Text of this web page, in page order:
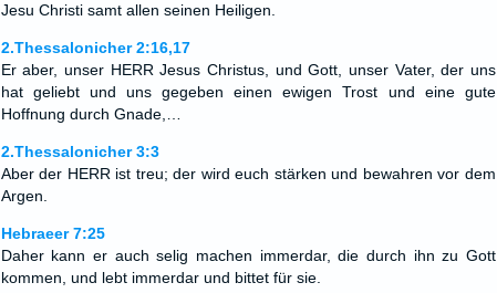
Jesu Christi samt allen seinen Heiligen.
2.Thessalonicher 2:16,17
Er aber, unser HERR Jesus Christus, und Gott, unser Vater, der uns
hat geliebt und uns gegeben einen ewigen Trost und eine gute
Hoffnung durch Gnade,…
2.Thessalonicher 3:3
Aber der HERR ist treu; der wird euch stärken und bewahren vor dem
Argen.
Hebraeer 7:25
Daher kann er auch selig machen immerdar, die durch ihn zu Gott
kommen, und lebt immerdar und bittet für sie.